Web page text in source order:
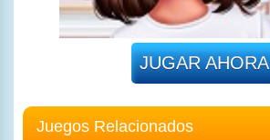
JUGAR AHORA
Juegos Relacionados